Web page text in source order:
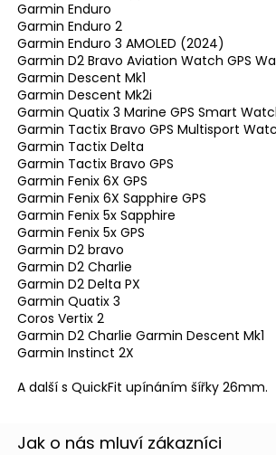
Garmin Enduro
Garmin Enduro 2
Garmin Enduro 3 AMOLED (2024)
Garmin D2 Bravo Aviation Watch GPS
Garmin Descent Mk1
Garmin Descent Mk2i
Garmin Quatix 3 Marine GPS Smart
Garmin Tactix Bravo GPS Multisport
Garmin Tactix Delta
Garmin Tactix Bravo GPS
Garmin Fenix 6X GPS
Garmin Fenix 6X Sapphire GPS
Garmin Fenix 5x Sapphire
Garmin Fenix 5x GPS
Garmin D2 bravo
Garmin D2 Charlie
Garmin D2 Delta PX
Garmin Quatix 3
Coros Vertix 2
Garmin D2 Charlie Garmin Descent Mk1
Garmin Instinct 2X
A další s QuickFit upínáním šířky 26mm.